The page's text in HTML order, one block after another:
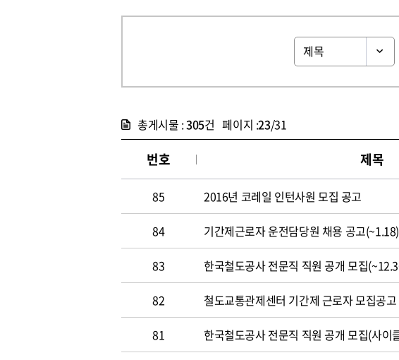
총게시물 :305건 페이지 :23/31
번호 제목
85 2016년 코레일 인턴사원 모집 공고
84 기간제근로자 운전담당원 채용 공고(~1.18)
83 한국철도공사 전문직 직원 공개 모집
82 철도교통관제센터 기간제 근로자 모집공고
81 한국철도공사 전문직 직원 공개 모집(사이